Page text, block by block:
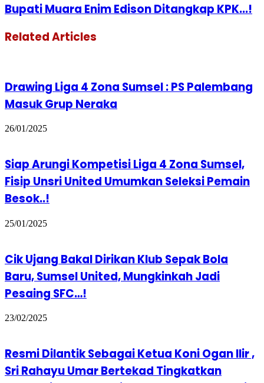
Bupati Muara Enim Edison Ditangkap KPK...!
Related Articles
Drawing Liga 4 Zona Sumsel : PS Palembang
Masuk Grup Neraka
26/01/2025
Siap Arungi Kompetisi Liga 4 Zona Sumsel,
Fisip Unsri United Umumkan Seleksi Pemain
Besok..!
25/01/2025
Cik Ujang Bakal Dirikan Klub Sepak Bola
Baru, Sumsel United, Mungkinkah Jadi
Pesaing SFC…!
23/02/2025
Resmi Dilantik Sebagai Ketua Koni Ogan Ilir ,
Sri Rahayu Umar Bertekad Tingkatkan